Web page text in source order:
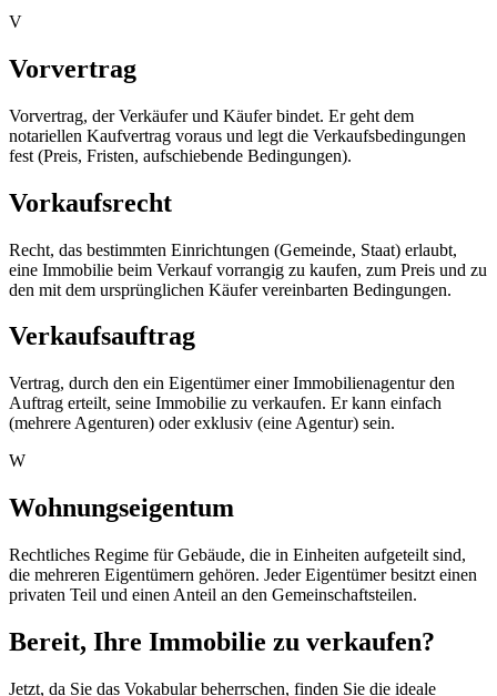
V
Vorvertrag
Vorvertrag, der Verkäufer und Käufer bindet. Er geht dem
notariellen Kaufvertrag voraus und legt die Verkaufsbedingungen
fest (Preis, Fristen, aufschiebende Bedingungen).
Vorkaufsrecht
Recht, das bestimmten Einrichtungen (Gemeinde, Staat) erlaubt,
eine Immobilie beim Verkauf vorrangig zu kaufen, zum Preis und zu
den mit dem ursprünglichen Käufer vereinbarten Bedingungen.
Verkaufsauftrag
Vertrag, durch den ein Eigentümer einer Immobilienagentur den
Auftrag erteilt, seine Immobilie zu verkaufen. Er kann einfach
(mehrere Agenturen) oder exklusiv (eine Agentur) sein.
W
Wohnungseigentum
Rechtliches Regime für Gebäude, die in Einheiten aufgeteilt sind,
die mehreren Eigentümern gehören. Jeder Eigentümer besitzt einen
privaten Teil und einen Anteil an den Gemeinschaftsteilen.
Bereit, Ihre Immobilie zu verkaufen?
Jetzt, da Sie das Vokabular beherrschen, finden Sie die ideale